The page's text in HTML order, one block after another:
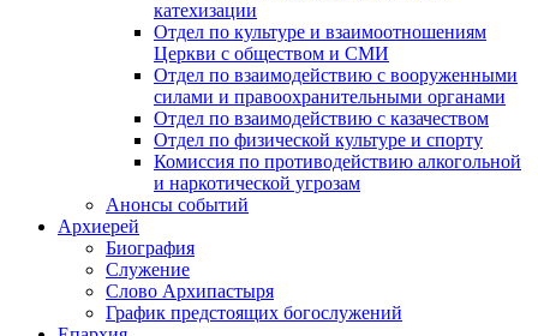
катехизации
Отдел по культуре и взаимоотношениям
Церкви с обществом и СМИ
Отдел по взаимодействию с вооруженными
силами и правоохранительными органами
Отдел по взаимодействию с казачеством
Отдел по физической культуре и спорту
Комиссия по противодействию алкогольной
и наркотической угрозам
Анонсы событий
Архиерей
Биография
Служение
Слово Архипастыря
График предстоящих богослужений